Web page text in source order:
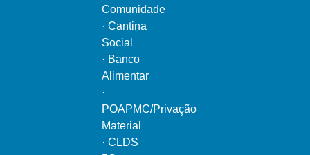
Comunidade
· Cantina
Social
· Banco
Alimentar
·
POAPMC/Privação
Material
· CLDS